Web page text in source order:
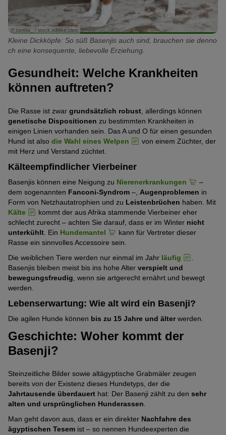
© zanna_ / stock.adobe.com
Kleine Dickköpfe: So süß Basenjis auch sind, brauchen sie denno
ch eine konsequente, liebevolle Erziehung.
Gesundheit: Welche Krankheiten
können auftreten?
Die Rasse ist zwar grundsätzlich robust , allerdings können
genetische Dispositionen zu bestimmten Krankheiten in
einigen Linien vorhanden sein. Das A und O für einen gesunden
Hund ist also die Wahl eines Welpen
von einem Züchter, der
mit Herz und Verstand züchtet.
Kälteempfindlicher Vierbeiner
Basenjis können eine Neigung zu Nierenerkrankungen
–
dem sogenannten Fanconi-Syndrom –, Augenproblemen in
Form von Netzhautatrophien und zu Leistenbrüchen haben. Mit
Kälte
kommt der aus Afrika stammende Vierbeiner eher
schlecht zurecht – achten Sie darauf, dass er im Winter nicht
unterkühlt . Ein Hundemantel
kann für Vertreter dieser
Rasse ein sinnvolles Accessoire sein.
Die weiblichen Tiere werden nur einmal im Jahr läufig
Basenjis bleiben meist bis ins hohe Alter verspielt und
bewegungsfreudig , wenn sie artgerecht ernährt und bewegt
werden.
Lebenserwartung: Wie alt wird ein Basenji?
Die agilen Hunde können bis zu 15 Jahre und älterwerden.
Geschichte: Woher kommt der
Basenji?
Steinzeitliche Bilder sowie altägyptische Grabmäler zeugen
bereits von der Existenz dieses Hundetyps, der die
Jahrtausende überdauert hat: Der Basenji zählt zu den sehr
alten und ursprünglichen Hunderassen.
Man geht davon aus, dass er ein direkter Nachfahre des
ägyptischen Tesem ist – so nennen Hundeexperten die